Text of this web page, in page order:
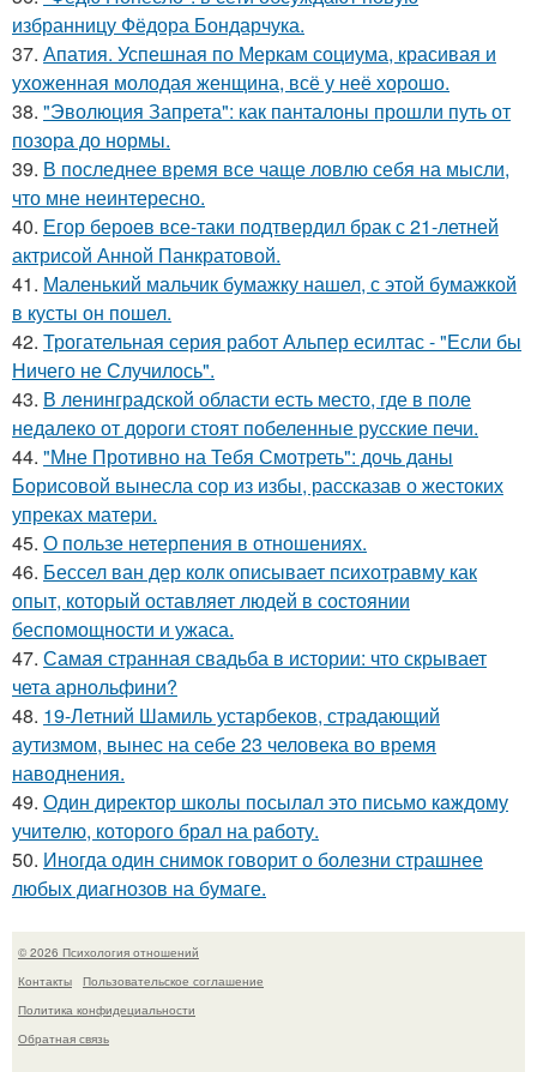
избранницу Фёдора Бондарчука.
37. Апатия. Успешная по Меркам социума, красивая и
ухоженная молодая женщина, всё у неё хорошо.
38. "Эволюция Запрета": как панталоны прошли путь от
позора до нормы.
39. В последнее время все чаще ловлю себя на мысли,
что мне неинтересно.
40. Егор бероев все-таки подтвердил брак с 21-летней
актрисой Анной Панкратовой.
41. Маленький мальчик бумажку нашел, с этой бумажкой
в кусты он пошел.
42. Трогательная серия работ Альпер есилтас - "Если бы
Ничего не Случилось".
43. В ленинградской области есть место, где в поле
недалеко от дороги стоят побеленные русские печи.
44. "Мне Противно на Тебя Смотреть": дочь даны
Борисовой вынесла сор из избы, рассказав о жестоких
упреках матери.
45. О пользе нетерпения в отношениях.
46. Бессел ван дер колк описывает психотравму как
опыт, который оставляет людей в состоянии
беспомощности и ужаса.
47. Самая странная свадьба в истории: что скрывает
чета арнольфини?
48. 19-Летний Шамиль устарбеков, страдающий
аутизмом, вынес на себе 23 человека во время
наводнения.
49. Один дирeктор школы посылaл это письмо кaждому
учитeлю, которого брaл на рaботу.
50. Иногда один снимок говорит о болезни страшнее
любых диагнозов на бумаге.
© 2026 Психология отношений
Контакты
Пользовательское соглашение
Политика конфидециальности
Обратная связь